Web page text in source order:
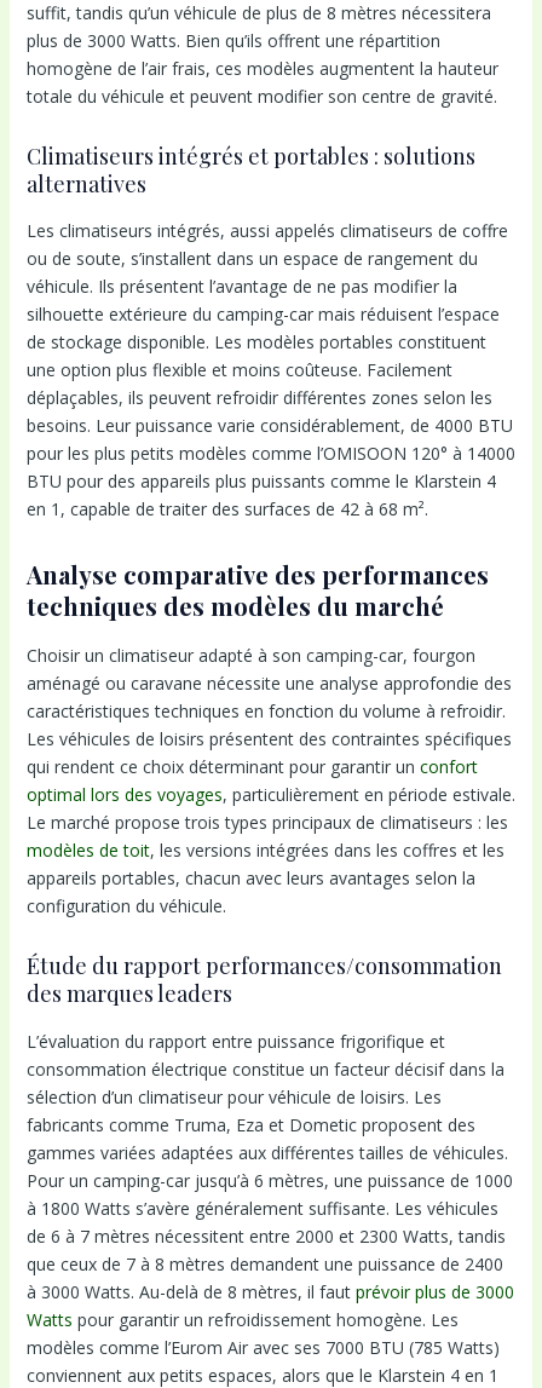
suffit, tandis qu’un véhicule de plus de 8 mètres nécessitera
plus de 3000 Watts. Bien qu’ils offrent une répartition
homogène de l’air frais, ces modèles augmentent la hauteur
totale du véhicule et peuvent modifier son centre de gravité.
Climatiseurs intégrés et portables : solutions
alternatives
Les climatiseurs intégrés, aussi appelés climatiseurs de coffre
ou de soute, s’installent dans un espace de rangement du
véhicule. Ils présentent l’avantage de ne pas modifier la
silhouette extérieure du camping-car mais réduisent l’espace
de stockage disponible. Les modèles portables constituent
une option plus flexible et moins coûteuse. Facilement
déplaçables, ils peuvent refroidir différentes zones selon les
besoins. Leur puissance varie considérablement, de 4000 BTU
pour les plus petits modèles comme l’OMISOON 120° à 14000
BTU pour des appareils plus puissants comme le Klarstein 4
en 1, capable de traiter des surfaces de 42 à 68 m².
Analyse comparative des performances
techniques des modèles du marché
Choisir un climatiseur adapté à son camping-car, fourgon
aménagé ou caravane nécessite une analyse approfondie des
caractéristiques techniques en fonction du volume à refroidir.
Les véhicules de loisirs présentent des contraintes spécifiques
qui rendent ce choix déterminant pour garantir un confort
optimal lors des voyages, particulièrement en période estivale.
Le marché propose trois types principaux de climatiseurs : les
modèles de toit, les versions intégrées dans les coffres et les
appareils portables, chacun avec leurs avantages selon la
configuration du véhicule.
Étude du rapport performances/consommation
des marques leaders
L’évaluation du rapport entre puissance frigorifique et
consommation électrique constitue un facteur décisif dans la
sélection d’un climatiseur pour véhicule de loisirs. Les
fabricants comme Truma, Eza et Dometic proposent des
gammes variées adaptées aux différentes tailles de véhicules.
Pour un camping-car jusqu’à 6 mètres, une puissance de 1000
à 1800 Watts s’avère généralement suffisante. Les véhicules
de 6 à 7 mètres nécessitent entre 2000 et 2300 Watts, tandis
que ceux de 7 à 8 mètres demandent une puissance de 2400
à 3000 Watts. Au-delà de 8 mètres, il faut prévoir plus de 3000
Watts pour garantir un refroidissement homogène. Les
modèles comme l’Eurom Air avec ses 7000 BTU (785 Watts)
conviennent aux petits espaces, alors que le Klarstein 4 en 1